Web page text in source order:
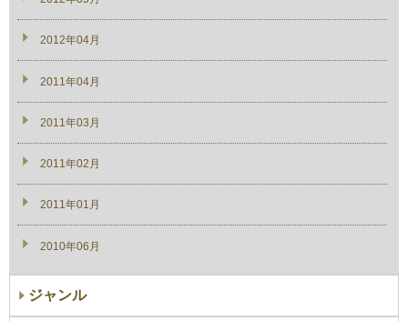
2012年04月
2011年04月
2011年03月
2011年02月
2011年01月
2010年06月
ジャンル